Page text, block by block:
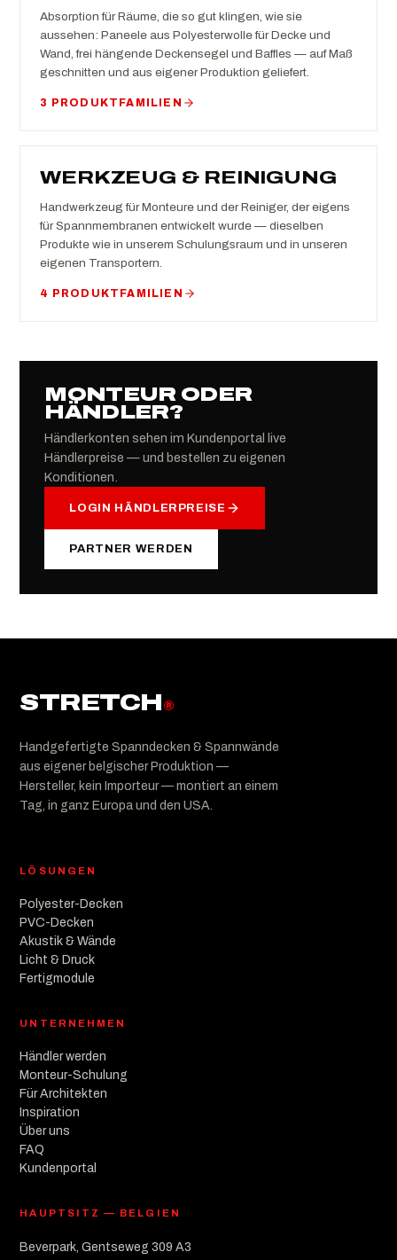
Absorption für Räume, die so gut klingen, wie sie
aussehen: Paneele aus Polyesterwolle für Decke und
Wand, frei hängende Deckensegel und Baffles — auf Maß
geschnitten und aus eigener Produktion geliefert.
3 PRODUKTFAMILIEN
WERKZEUG & REINIGUNG
Handwerkzeug für Monteure und der Reiniger, der eigens
für Spannmembranen entwickelt wurde — dieselben
Produkte wie in unserem Schulungsraum und in unseren
eigenen Transportern.
4 PRODUKTFAMILIEN
MONTEUR ODER
HÄNDLER?
Händlerkonten sehen im Kundenportal live
Händlerpreise — und bestellen zu eigenen
Konditionen.
LOGIN HÄNDLERPREISE
PARTNER WERDEN
STRETCH®
Handgefertigte Spanndecken & Spannwände
aus eigener belgischer Produktion —
Hersteller, kein Importeur — montiert an einem
Tag, in ganz Europa und den USA.
LÖSUNGEN
Polyester-Decken
PVC-Decken
Akustik & Wände
Licht & Druck
Fertigmodule
UNTERNEHMEN
Händler werden
Monteur-Schulung
Für Architekten
Inspiration
Über uns
FAQ
Kundenportal
HAUPTSITZ — BELGIEN
Beverpark, Gentseweg 309 A3